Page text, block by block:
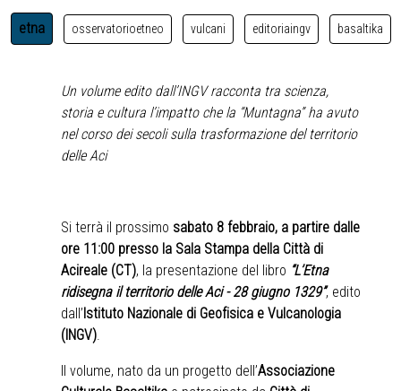
etna osservatorioetneo vulcani editoriaingv basaltika
Un volume edito dall’INGV racconta tra scienza,
storia e cultura l’impatto che la “Muntagna” ha avuto
nel corso dei secoli sulla trasformazione del territorio
delle Aci
Si terrà il prossimo sabato 8 febbraio, a partire dalle
ore 11:00 presso la Sala Stampa della Città di
Acireale (CT), la presentazione del libro “L’Etna
ridisegna il territorio delle Aci - 28 giugno 1329”, edito
dall’Istituto Nazionale di Geofisica e Vulcanologia
(INGV).
Il volume, nato da un progetto dell’Associazione